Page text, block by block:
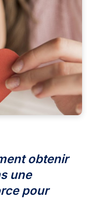
obtenir
une
pour